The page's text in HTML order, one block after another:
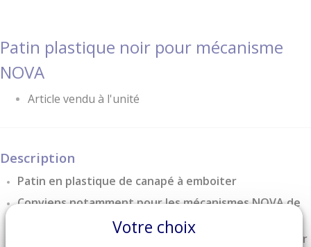
Patin plastique noir pour mécanisme
NOVA
Article vendu à l'unité
Description
Patin en plastique de canapé à emboiter
Conviens notamment pour les mécanismes NOVA de
Section de 40x10 mm pour emboitement (profondeur
Votre choix